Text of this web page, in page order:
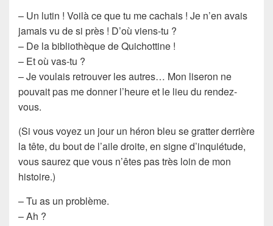
– Un lutin ! Voilà ce que tu me cachais ! Je n’en avais
jamais vu de si près ! D’où viens-tu ?
– De la bibliothèque de Quichottine !
– Et où vas-tu ?
– Je voulais retrouver les autres… Mon liseron ne
pouvait pas me donner l’heure et le lieu du rendez-
vous.
(Si vous voyez un jour un héron bleu se gratter derrière
la tête, du bout de l’aile droite, en signe d’inquiétude,
vous saurez que vous n’êtes pas très loin de mon
histoire.)
– Tu as un problème.
– Ah ?